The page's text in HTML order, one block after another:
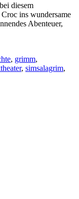
diesem
ins wundersame
Abenteuer,
, grimm,
, simsalagrim,